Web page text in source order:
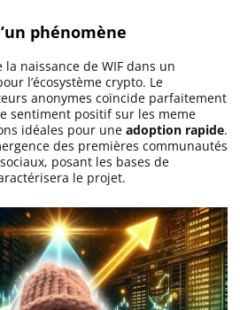
phénomène
la naissance de WIF dans un
l’écosystème crypto. Le
anonymes coïncide parfaitement
sentiment positif sur les meme
idéales pour une adoption rapide.
des premières communautés
posant les bases de
le projet.